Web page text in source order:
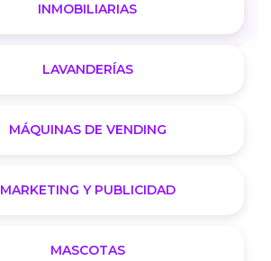
INMOBILIARIAS
LAVANDERÍAS
MÁQUINAS DE VENDING
MARKETING Y PUBLICIDAD
MASCOTAS